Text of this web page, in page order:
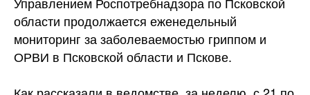
области продолжается еженедельный
мониторинг за заболеваемостью гриппом и
ОРВИ в Псковской области и Пскове.